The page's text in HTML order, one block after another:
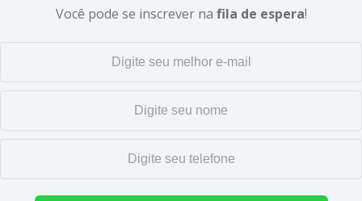
Você pode se inscrever na fila de espera!